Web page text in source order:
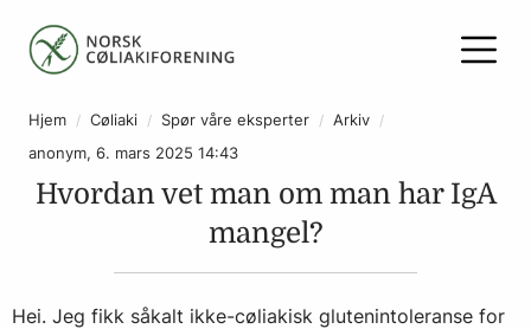
Hjem Cøliaki Spør våre eksperter
Arkiv
anonym, 6. mars 2025 14:43
Hvordan vet man om man har IgA
mangel?
Hei. Jeg fikk såkalt ikke-cøliakisk glutenintoleranse for